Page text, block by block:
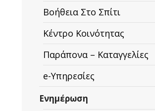
Βοήθεια Στο Σπίτι
Κέντρο Κοινότητας
Παράπονα – Καταγγελίες
e-Υπηρεσίες
Ενημέρωση